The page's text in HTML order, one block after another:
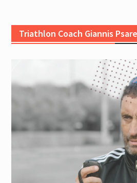
Triathlon Coach Giannis